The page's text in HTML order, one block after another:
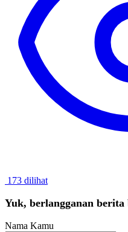
173 dilihat
Yuk, berlangganan
Nama Kamu